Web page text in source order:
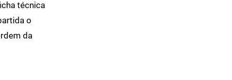
técnica
o
da